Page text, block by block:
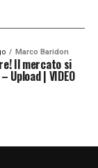
Marco Baridon
Il mercato si
Upload | VIDEO